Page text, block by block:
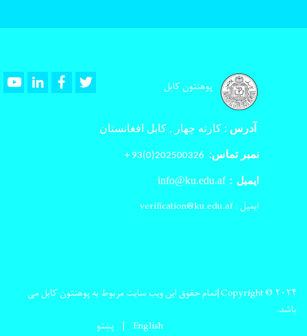
پوهنتون کابل YoutubeLinkedInFacebook
آدرس : کارته چهار , کابل افغانستان
نمبر تماس:
ایمیل : info@ku.edu.af
ایمیل : verification@ku.edu.af
Copyright © ۲۰۲۴|تمام حقوق این ویب سایت مربوط به پوهنتون کابل می
باشد.
English
پښتو